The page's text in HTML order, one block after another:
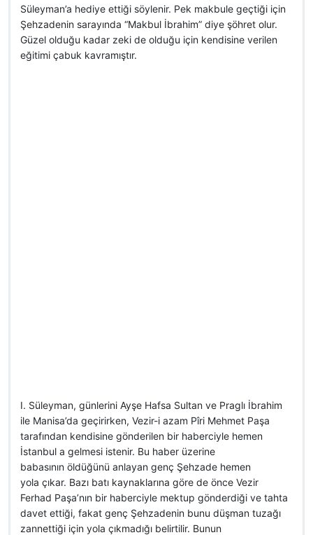
Süleyman’a hediye ettiği söylenir. Pek makbule geçtiği için
Şehzadenin sarayında “Makbul İbrahim” diye şöhret olur.
Güzel olduğu kadar zeki de olduğu için kendisine verilen
eğitimi çabuk kavramıştır.
I. Süleyman, günlerini Ayşe Hafsa Sultan ve Praglı İbrahim
ile Manisa’da geçirirken, Vezir-i azam Pîri Mehmet Paşa
tarafından kendisine gönderilen bir haberciyle hemen
İstanbul a gelmesi istenir. Bu haber üzerine
babasının öldüğünü anlayan genç Şehzade hemen
yola çıkar. Bazı batı kaynaklarına göre de önce Vezir
Ferhad Paşa’nın bir haberciyle mektup gönderdiği ve tahta
davet ettiği, fakat genç Şehzadenin bunu düşman tuzağı
zannettiği için yola çıkmadığı belirtilir. Bunun